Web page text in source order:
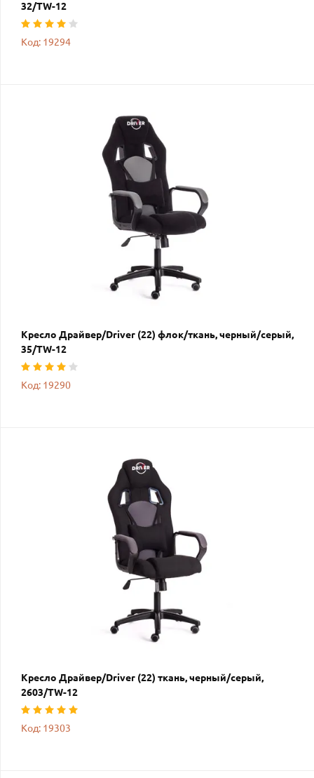
32/TW-12
Код: 19294
Кресло Драйвер/Driver (22) флок/ткань, черный/серый,
35/TW-12
Код: 19290
Кресло Драйвер/Driver (22) ткань, черный/серый,
2603/TW-12
Код: 19303